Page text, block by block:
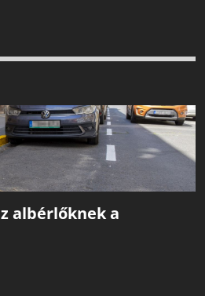
albérlőknek a